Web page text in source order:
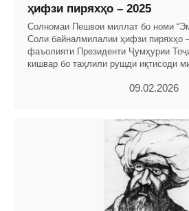
ҳифзи пиряхҳо – 2025
Солномаи Пешвои миллат бо номи
Соли байналмилалии ҳифзи пиряхҳо
фаъолияти Президенти Ҷумҳурии
кишвар бо таҳлили рушди иқтисоди
09.02.2026